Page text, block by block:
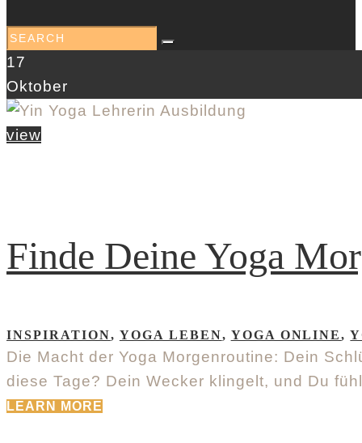
17
Oktober
view
Finde Deine Yoga
INSPIRATION, YOGA LEBEN, YOGA ONLINE,
Die Macht der Yoga Morgenroutine: Dein
diese Tage? Dein Wecker klingelt, und Du
LEARN MORE